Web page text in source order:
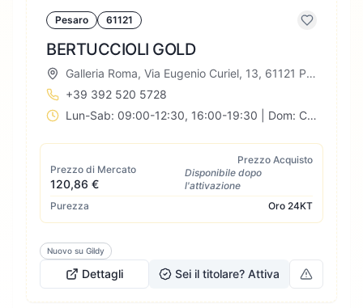
Pesaro 61121
BERTUCCIOLI GOLD
Galleria Roma, Via Eugenio Curiel, 13, 61121 Pesaro PU, Italia
+39 392 520 5728
Lun-Sab: 09:00-12:30, 16:00-19:30 | Dom: Chiuso
Prezzo di Mercato
120,86 €
Prezzo Acquisto
Disponibile dopo
l'attivazione
Purezza
Oro 24KT
Nuovo su Gildy
Dettagli Sei il titolare? Attiva